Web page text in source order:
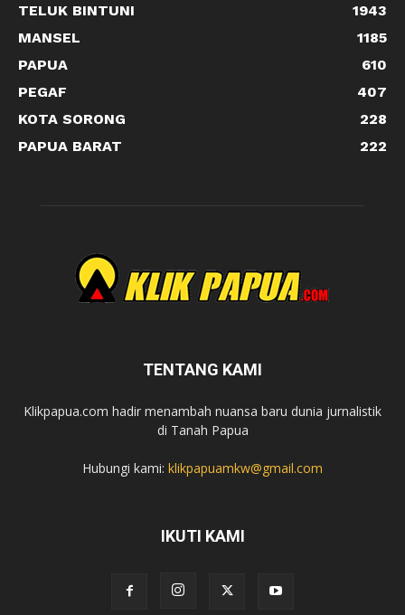
TELUK BINTUNI
1943
MANSEL
1185
PAPUA
610
PEGAF
407
KOTA SORONG
228
PAPUA BARAT
222
TENTANG KAMI
Klikpapua.com hadir menambah nuansa baru dunia jurnalistik
di Tanah Papua
Hubungi kami: klikpapuamkw@gmail.com
IKUTI KAMI